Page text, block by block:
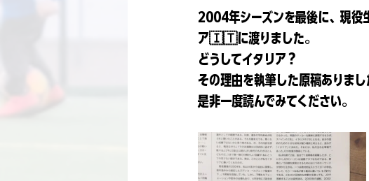
2004年シーズンを最後に、現役
ア🇮🇹に渡りました。
どうしてイタリア？
その理由を執筆した原稿ありまし
是非一度読んでみてください。